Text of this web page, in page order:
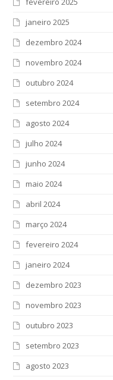
janeiro 2025
dezembro 2024
novembro 2024
outubro 2024
setembro 2024
agosto 2024
julho 2024
junho 2024
maio 2024
abril 2024
março 2024
fevereiro 2024
janeiro 2024
dezembro 2023
novembro 2023
outubro 2023
setembro 2023
agosto 2023